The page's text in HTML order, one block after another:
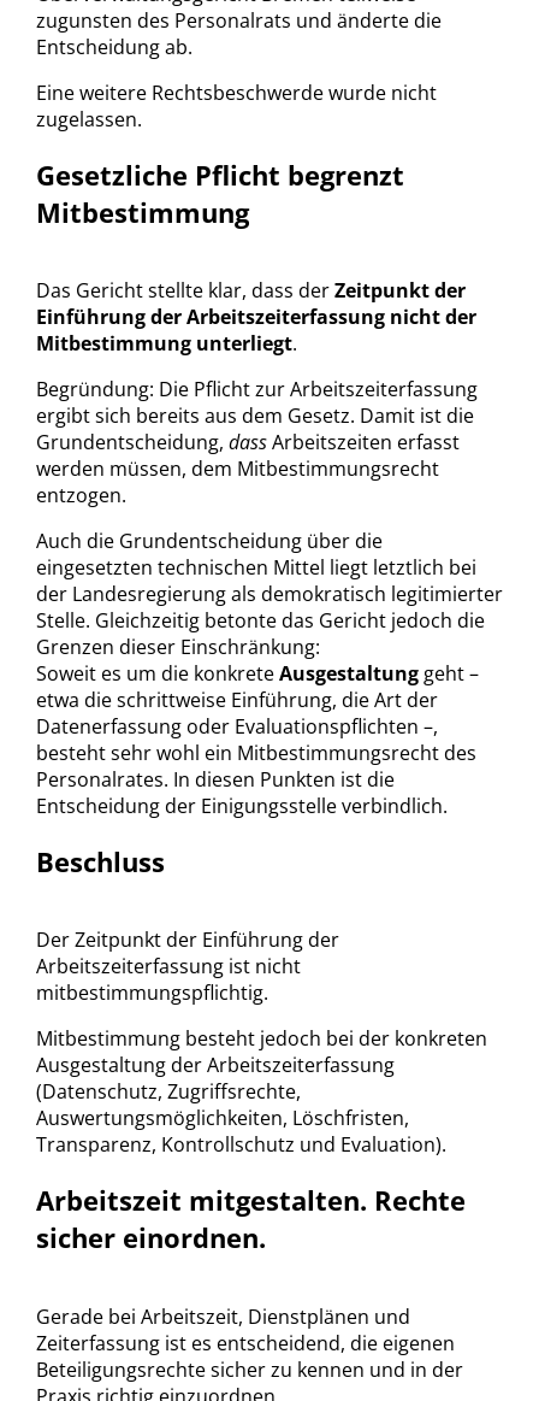
zugunsten des Personalrats und änderte die
Entscheidung ab.
Eine weitere Rechtsbeschwerde wurde nicht
zugelassen.
Gesetzliche Pflicht begrenzt
Mitbestimmung
Das Gericht stellte klar, dass derZeitpunkt der
Einführung der Arbeitszeiterfassung nicht der
Mitbestimmung unterliegt.
Begründung: Die Pflicht zur Arbeitszeiterfassung
ergibt sich bereits aus dem Gesetz. Damit ist die
Grundentscheidung, dassArbeitszeiten erfasst
werden müssen, dem Mitbestimmungsrecht
entzogen.
Auch die Grundentscheidung über die
eingesetzten technischen Mittel liegt letztlich bei
der Landesregierung als demokratisch legitimierter
Stelle. Gleichzeitig betonte das Gericht jedoch die
Grenzen dieser Einschränkung:
Soweit es um die konkreteAusgestaltunggeht –
etwa die schrittweise Einführung, die Art der
Datenerfassung oder Evaluationspflichten –,
besteht sehr wohl ein Mitbestimmungsrecht des
Personalrates. In diesen Punkten ist die
Entscheidung der Einigungsstelle verbindlich.
Beschluss
Der Zeitpunkt der Einführung der
Arbeitszeiterfassung ist nicht
mitbestimmungspflichtig.
Mitbestimmung besteht jedoch bei der konkreten
Ausgestaltung der Arbeitszeiterfassung
(Datenschutz, Zugriffsrechte,
Auswertungsmöglichkeiten, Löschfristen,
Transparenz, Kontrollschutz und Evaluation).
Arbeitszeit mitgestalten. Rechte
sicher einordnen.
Gerade bei Arbeitszeit, Dienstplänen und
Zeiterfassung ist es entscheidend, die eigenen
Beteiligungsrechte sicher zu kennen und in der